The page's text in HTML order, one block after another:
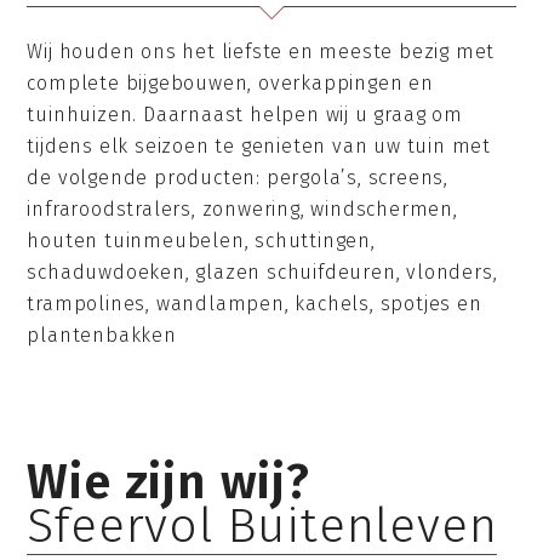
Wij houden ons het liefste en meeste bezig met
complete bijgebouwen, overkappingen en
tuinhuizen. Daarnaast helpen wij u graag om
tijdens elk seizoen te genieten van uw tuin met
de volgende producten: pergola’s, screens,
infraroodstralers, zonwering, windschermen,
houten tuinmeubelen, schuttingen,
schaduwdoeken, glazen schuifdeuren, vlonders,
trampolines, wandlampen, kachels, spotjes en
plantenbakken
Wie zijn wij?
Sfeervol Buitenleven